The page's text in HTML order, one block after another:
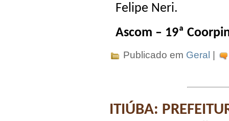
Felipe Neri.
Ascom – 19ª
Publicado em Geral
ITIÚBA: